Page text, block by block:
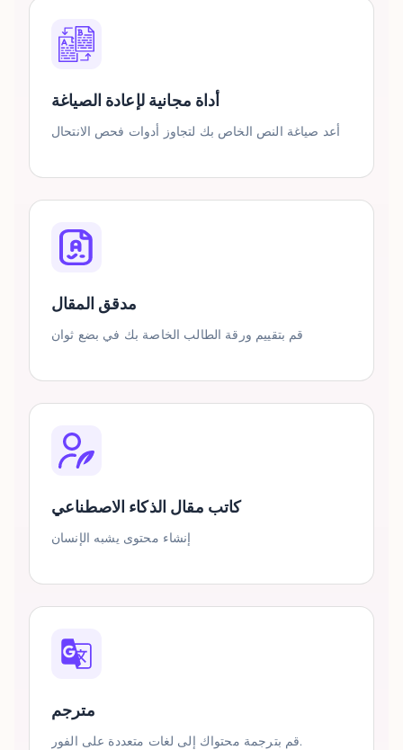
أداة مجانية لإعادة الصياغة
أعد صياغة النص الخاص بك لتجاوز أدوات فحص الانتحال
مدقق المقال
قم بتقييم ورقة الطالب الخاصة بك في بضع ثوان
كاتب مقال الذكاء الاصطناعي
إنشاء محتوى يشبه الإنسان
مترجم
قم بترجمة محتواك إلى لغات متعددة على الفور.